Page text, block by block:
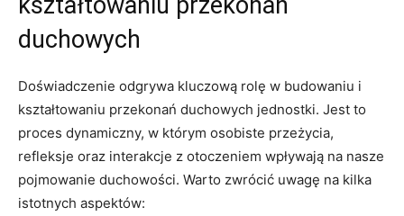
duchowych
Doświadczenie ‌odgrywa kluczową rolę ​w budowaniu i
kształtowaniu przekonań duchowych ​jednostki. Jest to‌
proces⁢ dynamiczny, w którym osobiste przeżycia,
refleksje oraz interakcje ⁣z​ otoczeniem wpływają na nasze‍
pojmowanie ​duchowości. Warto​ zwrócić⁣ uwagę na ​kilka
istotnych aspektów: